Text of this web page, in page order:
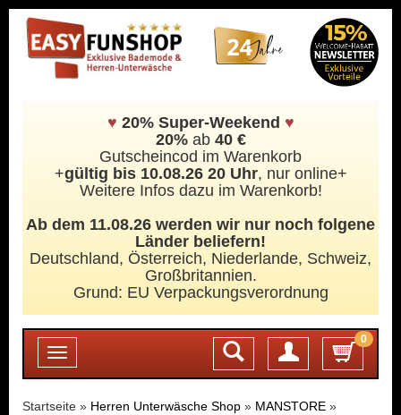
♥ 20% Super-Weekend ♥
20%ab 40 €
Gutscheincod im Warenkorb
+gültig bis 10.08.26 20 Uhr, nur online+
Weitere Infos dazu im Warenkorb!
Ab dem 11.08.26 werden wir nur noch folgene
Länder beliefern!
Deutschland, Österreich, Niederlande, Schweiz,
Großbritannien.
Grund: EU Verpackungsverordnung
Toggle
navigation
0
Login
Startseite » Herren Unterwäsche Shop » MANSTORE »